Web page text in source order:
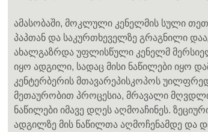
ამასობაში, მოკლული კენელმის სული
პაპთან და საკურთხეველზე გრაგნილი
ახალგაზრდა უფლისწული კენელმ
იყო ადგილი, სადაც მისი ნაწილები იყო
კენტერბერის მთავარეპისკოპოს
მეთაურობით პროცესია, მრავალი
ნაწილები იმავე დღეს აღმოაჩინეს.
ადგილზე მის ნაწილთა აღმოჩენამდე და